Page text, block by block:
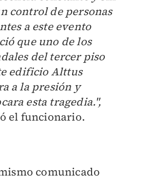
control de personas
a este evento
que uno de los
del tercer piso
edificio Alttus
a la presión y
esta tragedia.",
el funcionario.
comunicado